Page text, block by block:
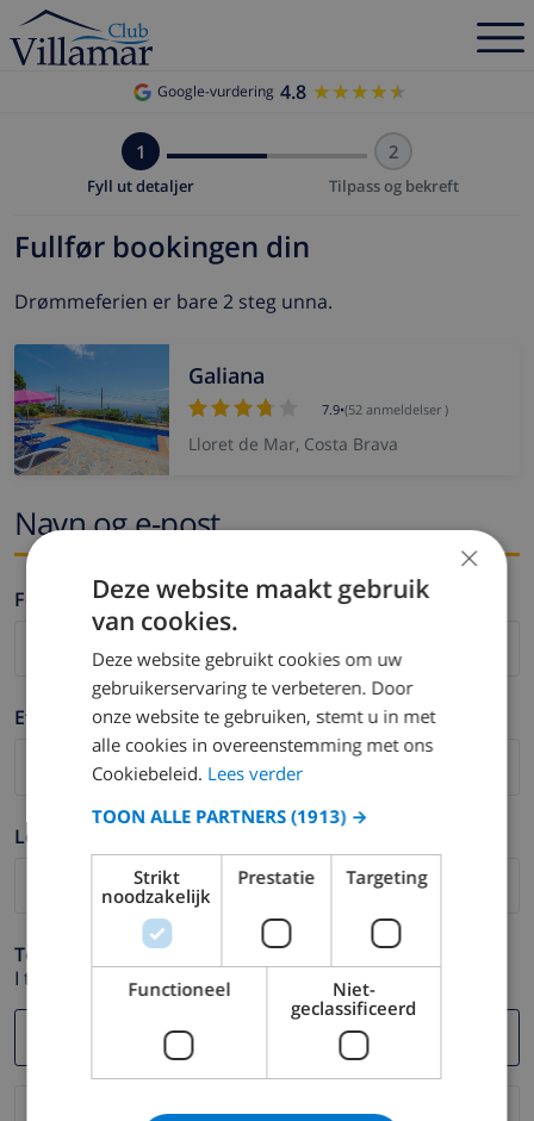
Google-vurdering 4.8 ★★★★★
★★★★★
1
Fyll ut detaljer
2
Tilpass og bekreft
Fullfør bookingen din
Drømmeferien er bare 2 steg unna.
Galiana
7.9•(52 anmeldelser )
Lloret de Mar, Costa Brava
Navn og e-post
Fornavn *
Etternavn *
Logg ut *
Telefon *
I tilfelle din e-postadresse ikke fungerer.
×
Deze website maakt gebruik
van cookies.
Deze website gebruikt cookies om uw
gebruikerservaring te verbeteren. Door
onze website te gebruiken, stemt u in met
alle cookies in overeenstemming met ons
Cookiebeleid. Lees verder
TOON ALLE PARTNERS(1913) →
Strikt
noodzakelijk
Prestatie Targeting
Functioneel
Niet-
geclassificeerd